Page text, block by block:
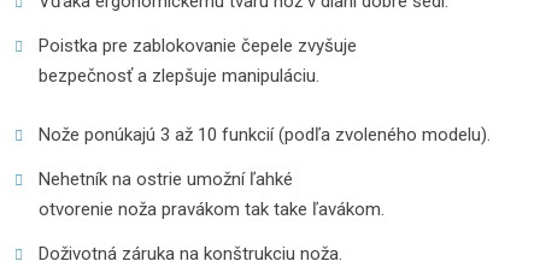
Poistka pre zablokovanie čepele zvyšuje
bezpečnosť a zlepšuje manipuláciu.
Nože ponúkajú 3 až 10 funkcií (podľa zvoleného modelu).
Nehetník na ostrie umožní ľahké
otvorenie noža pravákom tak take ľavákom.
Doživotná záruka na konštrukciu noža.